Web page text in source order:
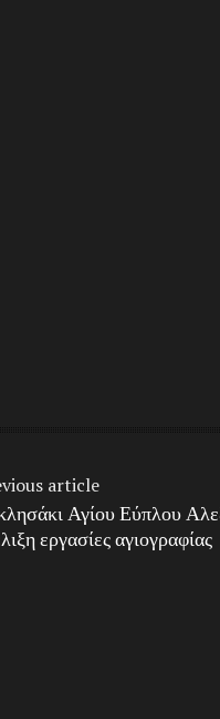
article
Αγίου Εύπλου
εργασίες αγιογραφίας